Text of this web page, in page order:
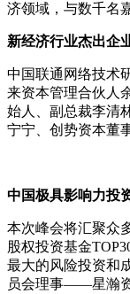
济领域，与数千名
新经济行业杰出企
中国联通网络技术
来资本管理合伙人
始人、副总裁李清
宁宁、创势资本董
中国极具影响力投
本次峰会将汇聚众
股权投资基金
最大的风险投资和
员会理事——星瀚